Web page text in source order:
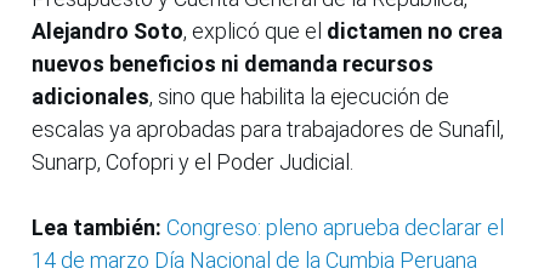
Alejandro Soto, explicó que el dictamen no crea
nuevos beneficios ni demanda recursos
adicionales, sino que habilita la ejecución de
escalas ya aprobadas para trabajadores de Sunafil,
Sunarp, Cofopri y el Poder Judicial.
Lea también: Congreso: pleno aprueba declarar el
14 de marzo Día Nacional de la Cumbia Peruana